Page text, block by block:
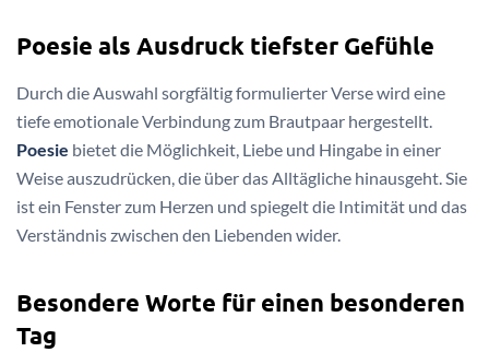
Poesie als Ausdruck tiefster Gefühle
Durch die Auswahl sorgfältig formulierter Verse wird eine
tiefe emotionale Verbindung zum Brautpaar hergestellt.
Poesie bietet die Möglichkeit, Liebe und Hingabe in einer
Weise auszudrücken, die über das Alltägliche hinausgeht. Sie
ist ein Fenster zum Herzen und spiegelt die Intimität und das
Verständnis zwischen den Liebenden wider.
Besondere Worte für einen besonderen
Tag